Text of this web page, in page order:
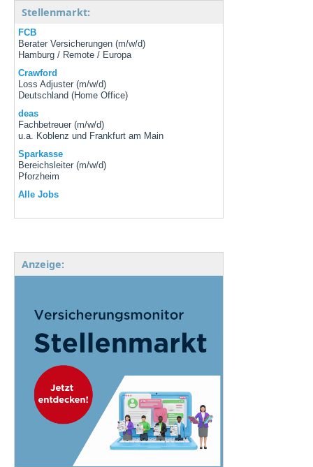
Stellenmarkt:
FCB
Berater Versicherungen (m/w/d)
Hamburg / Remote / Europa
Crawford
Loss Adjuster (m/w/d)
Deutschland (Home Office)
deas
Fachbetreuer (m/w/d)
u.a. Koblenz und Frankfurt am Main
Sparkasse
Bereichsleiter (m/w/d)
Pforzheim
Alle Jobs
Anzeige: